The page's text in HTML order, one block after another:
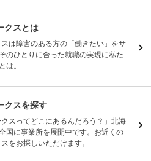
クスとは
スは障害のある方の「働きたい」をサ
のひとりに合った就職の実現に私た
は。
クスを探す
クスってどこにあるんだろう？」北海
国に事業所を展開中です。お近くの
をお探しいただけます。